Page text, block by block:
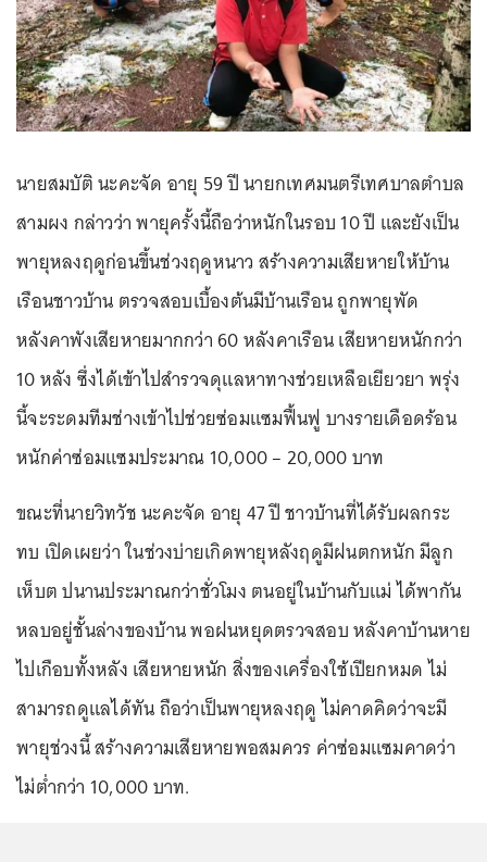
นายสมบัติ นะคะจัด อายุ 59 ปี นายกเทศมนตรีเทศบาลตำบล
สามผง กล่าวว่า พายุครั้งนี้ถือว่าหนักในรอบ 10 ปี และยังเป็น
พายุหลงฤดูก่อนขึ้นช่วงฤดูหนาว สร้างความเสียหายให้บ้าน
เรือนชาวบ้าน ตรวจสอบเบื้องต้นมีบ้านเรือน ถูกพายุพัด
หลังคาพังเสียหายมากกว่า 60 หลังคาเรือน เสียหายหนักกว่า
10 หลัง ซึ่งได้เข้าไปสำรวจดุแลหาทางช่วยเหลือเยียวยา พรุ่ง
นี้จะระดมทีมช่างเข้าไปช่วยซ่อมแซมฟื้นฟู บางรายเดือดร้อน
หนักค่าซ่อมแซมประมาณ 10,000 – 20,000 บาท
ขณะที่นายวิทวัช นะคะจัด อายุ 47 ปี ชาวบ้านที่ได้รับผลกระ
ทบ เปิดเผยว่า ในช่วงบ่ายเกิดพายุหลังฤดูมีฝนตกหนัก มีลูก
เห็บต ปนานประมาณกว่าชั่วโมง ตนอยู่ในบ้านกับแม่ ได้พากัน
หลบอยู่ชั้นล่างของบ้าน พอฝนหยุดตรวจสอบ หลังคาบ้านหาย
ไปเกือบทั้งหลัง เสียหายหนัก สิ่งของเครื่องใช้เปียกหมด ไม่
สามารถดูแลได้ทัน ถือว่าเป็นพายุหลงฤดู ไม่คาดคิดว่าจะมี
พายุช่วงนี้ สร้างความเสียหายพอสมควร ค่าซ่อมแซมคาดว่า
ไม่ต่ำกว่า 10,000 บาท.